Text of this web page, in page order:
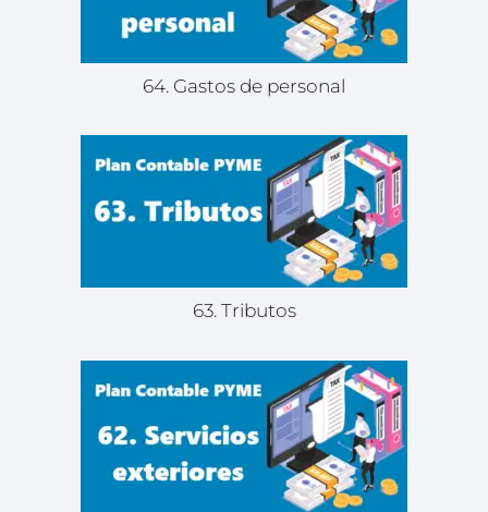
64. Gastos de personal
63. Tributos